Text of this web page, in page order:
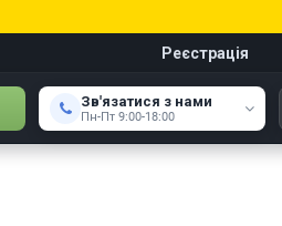
Реєстрація
Зв'язатися з нами
Пн-Пт 9:00-18:00